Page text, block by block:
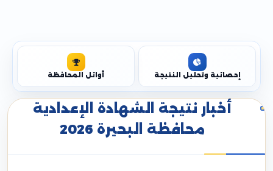
إحصائية وتحليل النتيجة أوائل المحافظة
أخبار نتيجة الشهادة الإعدادية
محافظة البحيرة 2026